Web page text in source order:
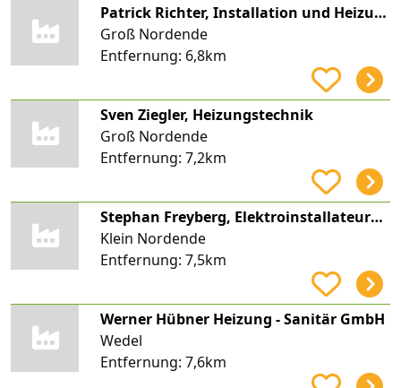
Patrick Richter, Installation und Heizungsbau
Groß Nordende
Entfernung: 6,8km
Sven Ziegler, Heizungstechnik
Groß Nordende
Entfernung: 7,2km
Stephan Freyberg, Elektroinstallateurmeister, LED Freyberg
Klein Nordende
Entfernung: 7,5km
Werner Hübner Heizung - Sanitär GmbH
Wedel
Entfernung: 7,6km